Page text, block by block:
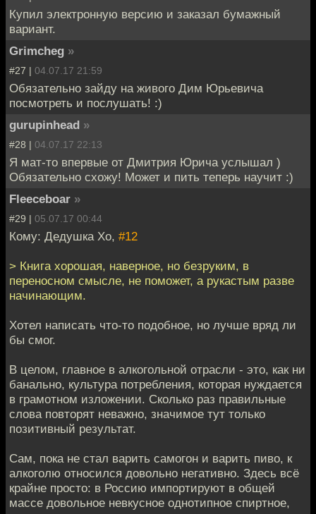
Купил электронную версию и заказал бумажный
вариант.
Grimcheg »
#27 | 04.07.17 21:59
Обязательно зайду на живого Дим Юрьевича
посмотреть и послушать! :)
gurupinhead »
#28 | 04.07.17 22:13
Я мат-то впервые от Дмитрия Юрича услышал )
Обязательно схожу! Может и пить теперь научит :)
Fleeceboar »
#29 | 05.07.17 00:44
Кому: Дедушка Хо, #12
> Книга хорошая, наверное, но безруким, в
переносном смысле, не поможет, а рукастым разве
начинающим.
Хотел написать что-то подобное, но лучше вряд ли
бы смог.
В целом, главное в алкогольной отрасли - это, как ни
банально, культура потребления, которая нуждается
в грамотном изложении. Сколько раз правильные
слова повторят неважно, значимое тут только
позитивный результат.
Сам, пока не стал варить самогон и варить пиво, к
алкоголю относился довольно негативно. Здесь всё
крайне просто: в Россию импортируют в общей
массе довольное невкусное однотипное спиртное,